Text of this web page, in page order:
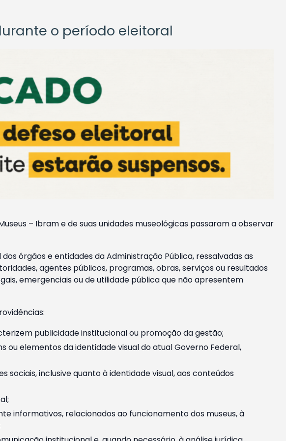
o período eleitoral
– Ibram e de suas unidades museológicas passaram a observar
órgãos e entidades da Administração Pública, ressalvadas as
agentes públicos, programas, obras, serviços ou resultados
emergenciais ou de utilidade pública que não apresentem
publicidade institucional ou promoção da gestão;
elementos da identidade visual do atual Governo Federal,
sociais, inclusive quanto à identidade visual, aos conteúdos
informativos, relacionados ao funcionamento dos museus, à